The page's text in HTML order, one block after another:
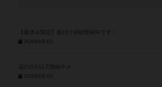
【夏休み限定】板付け体験開催中です！
花の日SALE開催中🎉